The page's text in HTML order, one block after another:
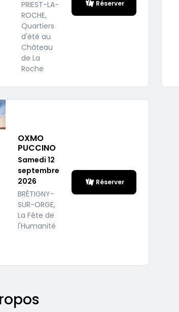
PRIEST-LA-
ROCHE,
Quartiers
d'été au
Château
de La
Roche
Réserver
OXMO
PUCCINO
Samedi 12
septembre
2026
BRÉTIGNY-
SUR-ORGE,
La Fête de
l'Humanité
Réserver